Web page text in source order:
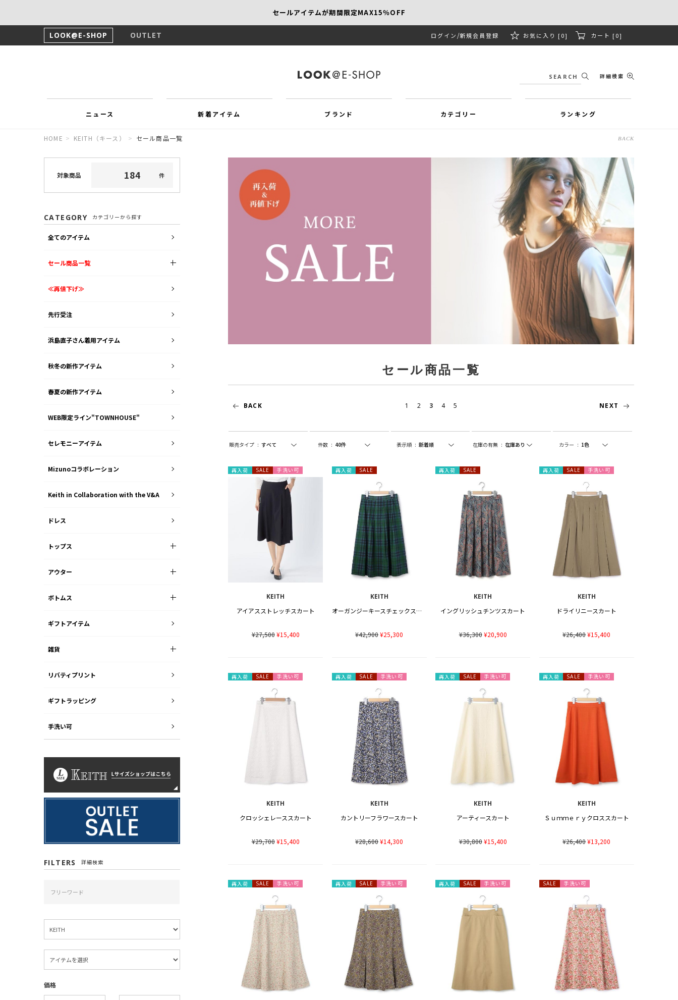
セールアイテムが期間限定MAX15％OFF
LOOK@E-SHOP OUTLET ログイン 新規会員登録 お気に入り [0] カート [0]
詳細検索
ニュース 新着アイテム ブランド カテゴリー ランキング
HOME > KEITH（キース） > セール商品一覧 BACK
対象商品 184 件
CATEGORY カテゴリーから探す
全てのアイテム
セール商品一覧
≪再値下げ≫
先行受注
浜島直子さん着用アイテム
秋冬の新作アイテム
春夏の新作アイテム
WEB限定ライン"TOWNHOUSE"
セレモニーアイテム
Mizunoコラボレーション
Keith in Collaboration with the V&A
ドレス
トップス
アウター
ボトムス
ギフトアイテム
雑貨
リバティプリント
ギフトラッピング
手洗い可
FILTERS 詳細検索
価格
セール商品一覧
1 2 3 4 5
BACK NEXT
販売タイプ : 件数 : 表示順 : 在庫の有無 : カラー :
再入荷 SALE 手洗い可
KEITH
アイアスストレッチスカート
¥27,500¥15,400
再入荷 SALE
KEITH
オーガンジーキースチェックスカート
¥42,900¥25,300
再入荷 SALE
KEITH
イングリッシュチンツスカート
¥36,300¥20,900
再入荷 SALE 手洗い可
KEITH
ドライリニースカート
¥26,400¥15,400
再入荷 SALE 手洗い可
KEITH
クロッシェレーススカート
¥29,700¥15,400
再入荷 SALE 手洗い可
KEITH
カントリーフラワースカート
¥28,600¥14,300
再入荷 SALE 手洗い可
KEITH
アーティースカート
¥30,800¥15,400
再入荷 SALE 手洗い可
KEITH
Ｓｕｍｍｅｒｙクロススカート
¥26,400¥13,200
再入荷 SALE 手洗い可 再入荷 SALE 手洗い可 再入荷 SALE 手洗い可 SALE 手洗い可